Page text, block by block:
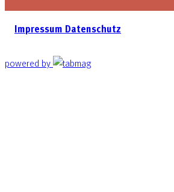
Impressum Datenschutz
powered by